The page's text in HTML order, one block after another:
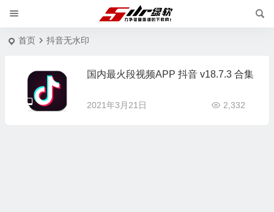
首页 抖音无水印
国内最火段视频APP 抖音 v18.7.3 合集
2021年3月21日 2,332